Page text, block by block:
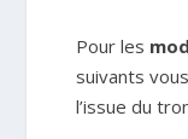
Pour les
suivants
l’issue du